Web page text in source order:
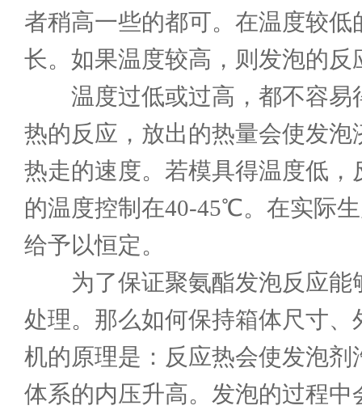
者稍高一些的都可。在温度较
长。如果温度较高，则发泡的
温度过低或过高，都不容易
热的反应，放出的热量会使发
热走的速度。若模具得温度低
的温度控制在40-45℃。在实际
给予以恒定。
为了保证聚氨酯发泡反应能
处理。那么如何保持箱体尺寸
机的原理是：反应热会使发泡
体系的内压升高。发泡的过程